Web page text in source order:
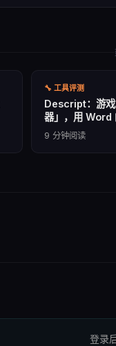
🔧 工具评测
Descript：游戏
器」，用 Word
9 分钟阅读
登录